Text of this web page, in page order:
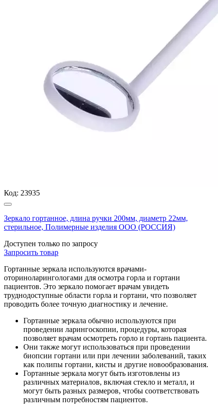
Код: 23935
Зеркало гортанное, длина ручки 200мм, диаметр 22мм,
стерильное, Полимерные изделия OOO (РОССИЯ)
Доступен только по запросу
Запросить товар
Гортанные зеркала используются врачами-
оториноларингологами для осмотра горла и гортани
пациентов. Это зеркало помогает врачам увидеть
труднодоступные области горла и гортани, что позволяет
проводить более точную диагностику и лечение.
Гортанные зеркала обычно используются при
проведении ларингоскопии, процедуры, которая
позволяет врачам осмотреть горло и гортань пациента.
Они также могут использоваться при проведении
биопсии гортани или при лечении заболеваний, таких
как полипы гортани, кисты и другие новообразования.
Гортанные зеркала могут быть изготовлены из
различных материалов, включая стекло и металл, и
могут быть разных размеров, чтобы соответствовать
различным потребностям пациентов.